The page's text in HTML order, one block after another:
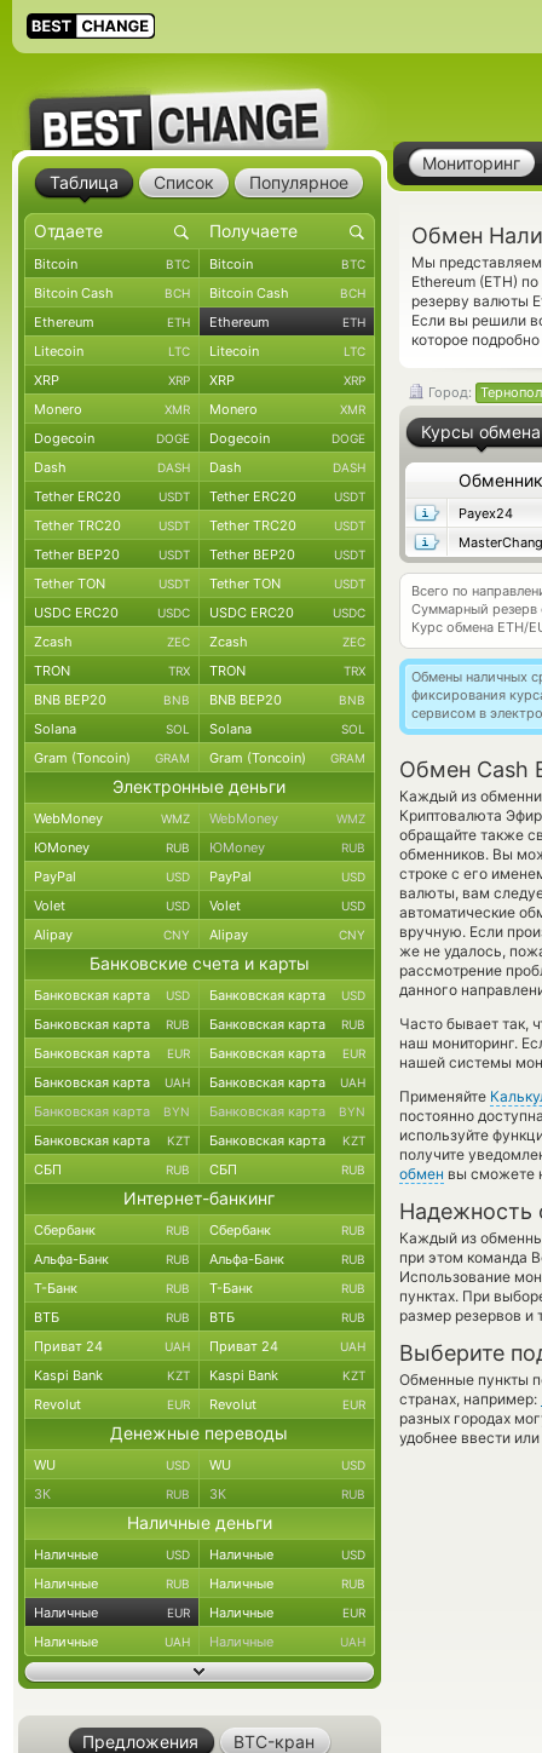
Мониторинг
Обмен
Мы представляем
Ethereum (ETH)
резерву валюты
Если вы решили
которое
Город:
Курсы обмена
Обменник
Payex24
Всего по
Суммарный резерв
Курс обмена ETH/
Обмены наличных
фиксирования
сервисом в
Обмен Cash
Каждый из
Криптовалюта
обращайте также
обменников. Вы
строке с его
валюты, вам
автоматические
вручную. Если
же не удалось,
рассмотрение
данного
Часто бывает так,
наш мониторинг.
нашей системы
Применяйте
постоянно
используйте
получите
обмен вы сможете
Надежность
Каждый из
при этом команда
Использование
пунктах. При
размер резервов и
Выберите
Обменные пункты
странах, например:
разных городах
удобнее ввести
Таблица Список Популярное
Bitcoin BTC Bitcoin BTC
Bitcoin Cash BCH Bitcoin Cash BCH
Ethereum ETH Ethereum ETH
Litecoin LTC Litecoin LTC
XRP XRP XRP XRP
Monero XMR Monero XMR
Dogecoin DOGE Dogecoin DOGE
Dash DASH Dash DASH
Tether ERC20 USDT Tether ERC20 USDT
Tether TRC20 USDT Tether TRC20 USDT
Tether BEP20 USDT Tether BEP20 USDT
Tether TON USDT Tether TON USDT
USDC ERC20 USDC USDC ERC20 USDC
Zcash ZEC Zcash ZEC
TRON TRX TRON TRX
BNB BEP20 BNB BNB BEP20 BNB
Solana SOL Solana SOL
Gram (Toncoin) GRAM Gram (Toncoin) GRAM
Электронные деньги
WebMoney WMZ WebMoney WMZ
ЮMoney RUB ЮMoney RUB
PayPal USD PayPal USD
Volet USD Volet USD
Alipay CNY Alipay CNY
Банковские счета и карты
Банковская карта USD Банковская карта USD
Банковская карта RUB Банковская карта RUB
Банковская карта EUR Банковская карта EUR
Банковская карта UAH Банковская карта UAH
Банковская карта BYN Банковская карта BYN
Банковская карта KZT Банковская карта KZT
СБП RUB СБП RUB
Интернет-банкинг
Сбербанк RUB Сбербанк RUB
Альфа-Банк RUB Альфа-Банк RUB
Т-Банк RUB Т-Банк RUB
ВТБ RUB ВТБ RUB
Приват 24 UAH Приват 24 UAH
Kaspi Bank KZT Kaspi Bank KZT
Revolut EUR Revolut EUR
Денежные переводы
WU USD WU USD
ЗК RUB ЗК RUB
Наличные деньги
Наличные USD Наличные USD
Наличные RUB Наличные RUB
Наличные EUR Наличные EUR
Наличные UAH Наличные UAH
Предложения BTC-кран